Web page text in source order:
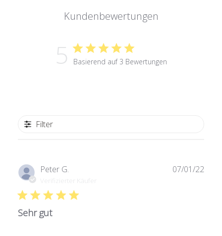
Kundenbewertungen
5 Basierend auf 3 Bewertungen
Filter
Peter G.
Verifizierter Käufer
Sehr gut
07/01/22